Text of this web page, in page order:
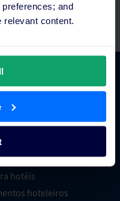
and
relevant content.
hotéis
hoteleiras
hoteleira
hotéis
hoteleiros